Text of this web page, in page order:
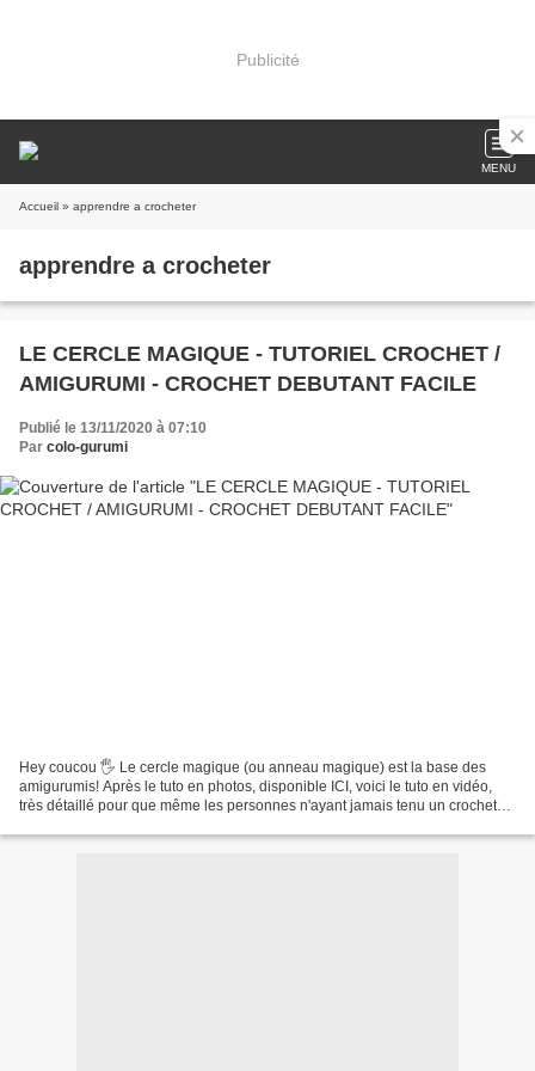
Publicité
MENU
Accueil » apprendre a crocheter
apprendre a crocheter
LE CERCLE MAGIQUE - TUTORIEL CROCHET /
AMIGURUMI - CROCHET DEBUTANT FACILE
Publié le 13/11/2020 à 07:10
Par colo-gurumi
Hey coucou 🖐 Le cercle magique (ou anneau magique) est la base des
amigurumis! Après le tuto en photos, disponible ICI, voici le tuto en vidéo,
très détaillé pour que même les personnes n'ayant jamais tenu un crochet